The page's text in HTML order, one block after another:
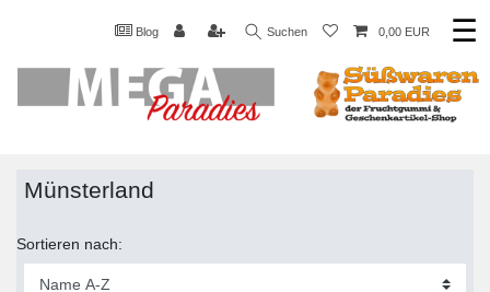
Blog Suchen 0,00 EUR ☰
Münsterland
Sortieren nach: